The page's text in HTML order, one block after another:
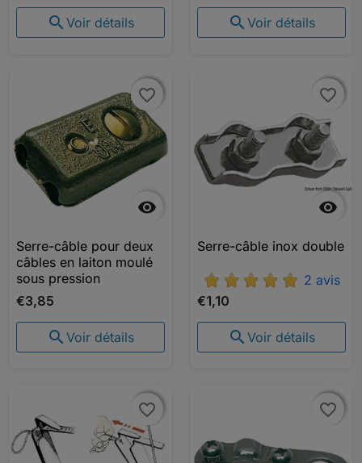
 Voir détails  Voir détails

favorite_border
favorite_border
Serre-câble pour deux
câbles en laiton moulé
sous pression
€3,85
 Voir détails

favorite_border
favorite_border
Serre-câble inox double
2 avis
€1,10
 Voir détails
favorite_border
favorite_border favorite_border
favorite_border